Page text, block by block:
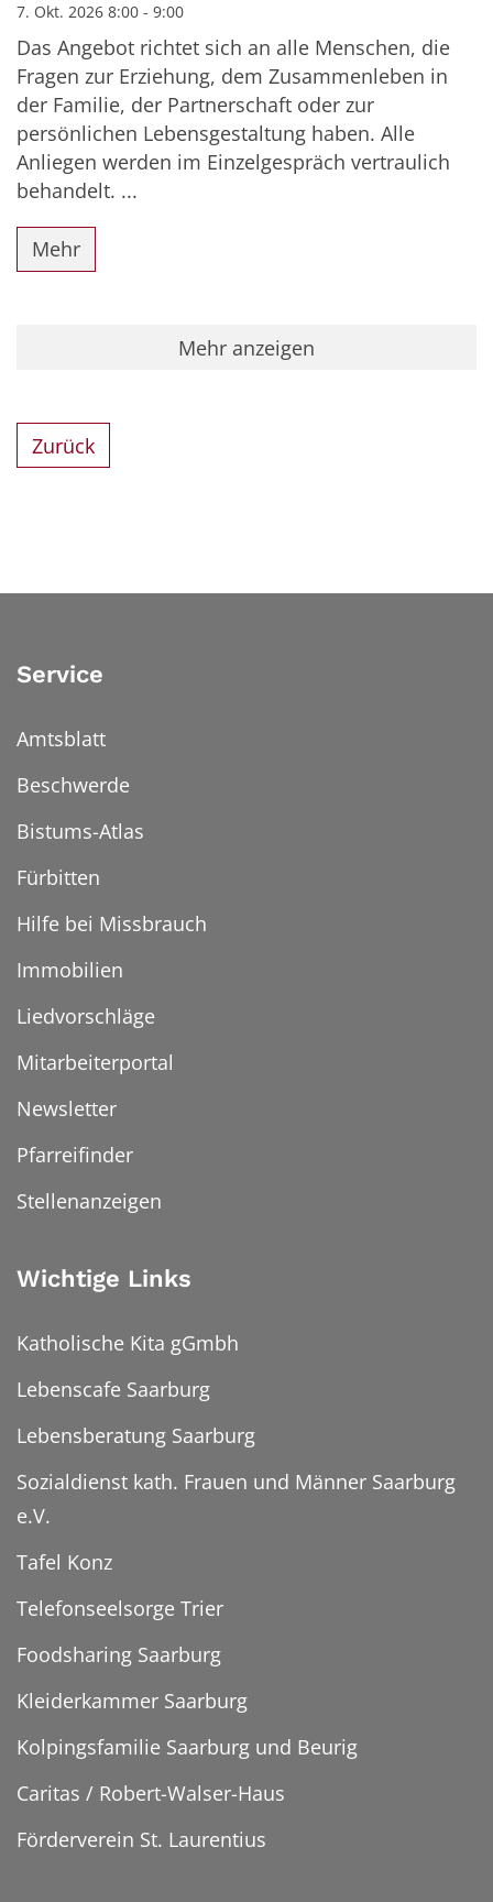
7. Okt. 2026 8:00 - 9:00
Das Angebot richtet sich an alle Menschen, die
Fragen zur Erziehung, dem Zusammenleben in
der Familie, der Partnerschaft oder zur
persönlichen Lebensgestaltung haben. Alle
Anliegen werden im Einzelgespräch vertraulich
behandelt. ...
Mehr
Mehr anzeigen
Zurück
Service
Amtsblatt
Beschwerde
Bistums-Atlas
Fürbitten
Hilfe bei Missbrauch
Immobilien
Liedvorschläge
Mitarbeiterportal
Newsletter
Pfarreifinder
Stellenanzeigen
Wichtige Links
Katholische Kita gGmbh
Lebenscafe Saarburg
Lebensberatung Saarburg
Sozialdienst kath. Frauen und Männer Saarburg
e.V.
Tafel Konz
Telefonseelsorge Trier
Foodsharing Saarburg
Kleiderkammer Saarburg
Kolpingsfamilie Saarburg und Beurig
Caritas / Robert-Walser-Haus
Förderverein St. Laurentius